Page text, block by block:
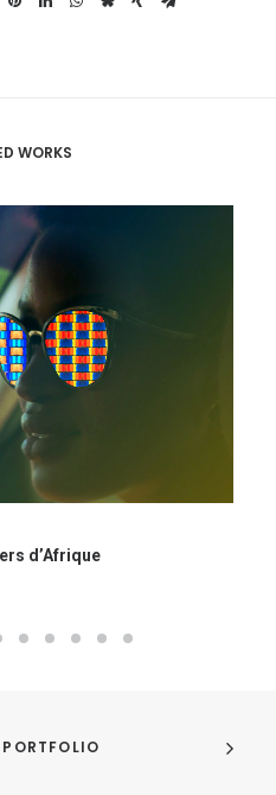
WORKS
d’Afrique